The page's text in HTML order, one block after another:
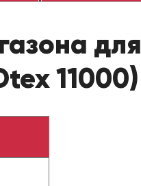
для
11000)